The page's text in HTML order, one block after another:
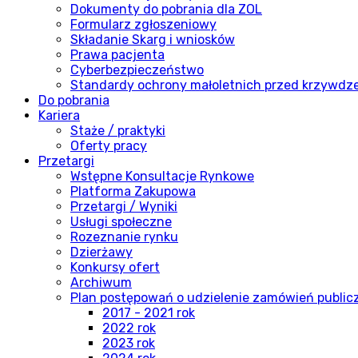
Dokumenty do pobrania dla ZOL
Formularz zgłoszeniowy
Składanie Skarg i wniosków
Prawa pacjenta
Cyberbezpieczeństwo
Standardy ochrony małoletnich przed
Do pobrania
Kariera
Staże / praktyki
Oferty pracy
Przetargi
Wstępne Konsultacje Rynkowe
Platforma Zakupowa
Przetargi / Wyniki
Usługi społeczne
Rozeznanie rynku
Dzierżawy
Konkursy ofert
Archiwum
Plan postępowań o udzielenie zamówień
2017 - 2021 rok
2022 rok
2023 rok